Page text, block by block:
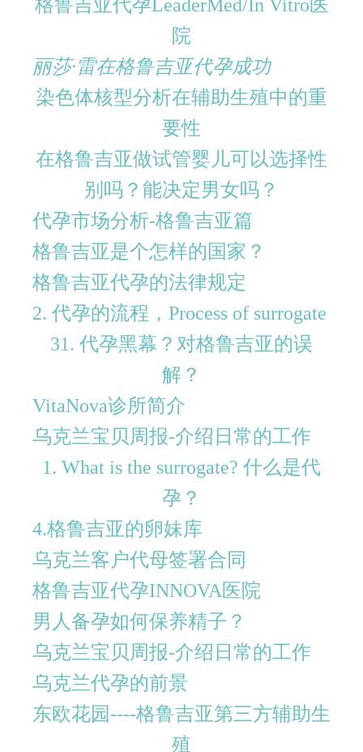
格鲁吉亚代孕LeaderMed/In Vitro医
院
丽莎·雷在格鲁吉亚代孕成功
染色体核型分析在辅助生殖中的重
要性
在格鲁吉亚做试管婴儿可以选择性
别吗？能决定男女吗？
代孕市场分析-格鲁吉亚篇
格鲁吉亚是个怎样的国家？
格鲁吉亚代孕的法律规定
2. 代孕的流程，Process of surrogate
31. 代孕黑幕？对格鲁吉亚的误
解？
VitaNova诊所简介
乌克兰宝贝周报-介绍日常的工作
1. What is the surrogate? 什么是代
孕？
4.格鲁吉亚的卵妹库
乌克兰客户代母签署合同
格鲁吉亚代孕INNOVA医院
男人备孕如何保养精子？
乌克兰宝贝周报-介绍日常的工作
乌克兰代孕的前景
东欧花园----格鲁吉亚第三方辅助生
殖